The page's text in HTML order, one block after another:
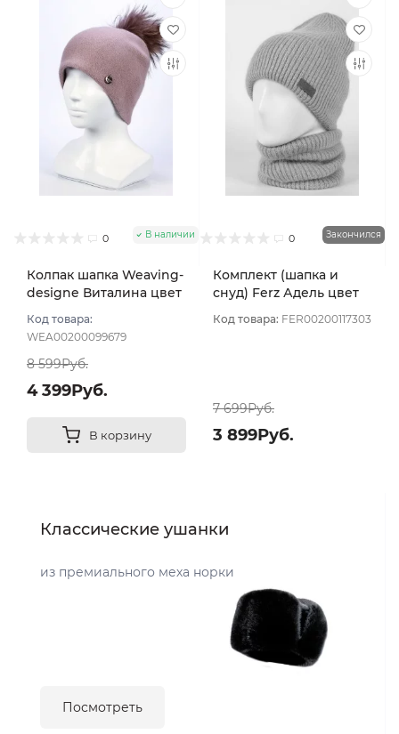
0 В наличии
Колпак шапка Weaving-
designe Виталина цвет
Код товара:
WEA00200099679
8 599Руб.
4 399Руб.
В корзину
0 Закончился
Комплект (шапка и
снуд) Ferz Адель цвет
Код товара: FER00200117303
7 699Руб.
3 899Руб.
Классические ушанки
из премиального меха норки
Посмотреть